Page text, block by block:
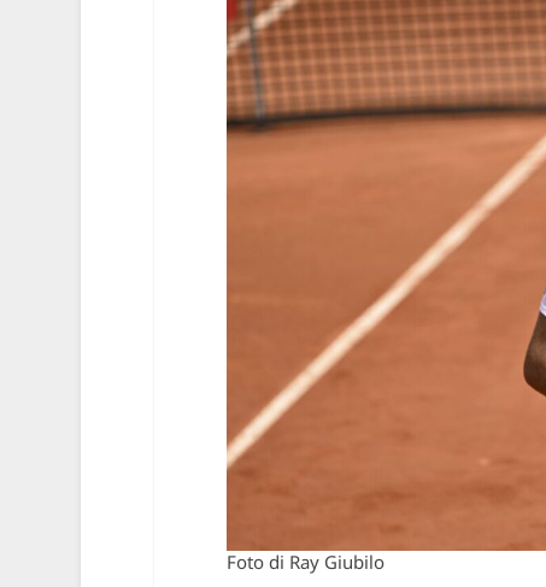
Foto di Ray Giubilo